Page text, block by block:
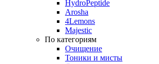
HydroPeptide
Arosha
4Lemons
Majestic
По категориям
Очищение
Тоники и мисты